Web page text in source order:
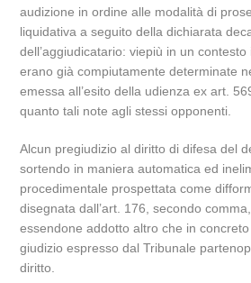
audizione in ordine alle modalità di
liquidativa a seguito della dichiarata
dell’aggiudicatario: viepiù in un
erano già compiutamente determinate
emessa all’esito della udienza ex art.
quanto tali note agli stessi opponenti.
Alcun pregiudizio al diritto di difesa del
sortendo in maniera automatica ed
procedimentale prospettata come
disegnata dall’art. 176, secondo
essendone addotto altro che in
giudizio espresso dal Tribunale
diritto.